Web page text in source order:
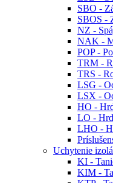
SBO -
SBOS -
NZ -
NAK -
POP -
TRM -
TRS -
LSG -
LSX -
HO -
LO -
LHO -
Uchytenie
KI -
KIM -